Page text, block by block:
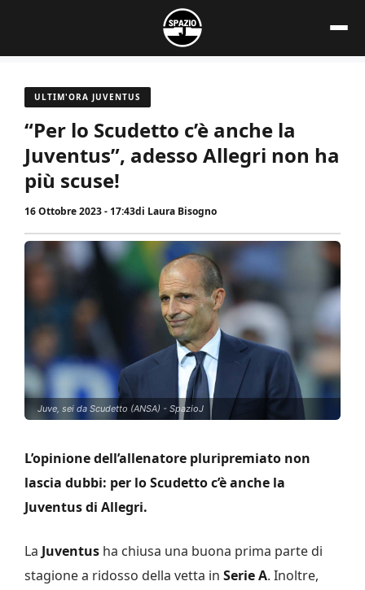
contenuto
ULTIM'ORA JUVENTUS
“Per lo Scudetto c’è anche la
Juventus”, adesso Allegri non ha
più scuse!
16 Ottobre 2023 - 17:43di Laura Bisogno
Juve, sei da Scudetto (ANSA) - SpazioJ
L’opinione dell’allenatore pluripremiato non
lascia dubbi: per lo Scudetto c’è anche la
Juventus di Allegri.
La Juventus ha chiusa una buona prima parte di
stagione a ridosso della vetta in Serie A. Inoltre,